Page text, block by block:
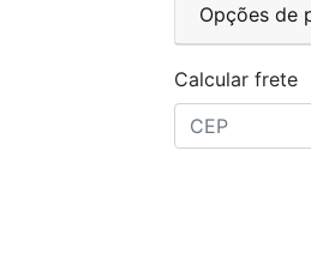
Opções de
Calcular frete